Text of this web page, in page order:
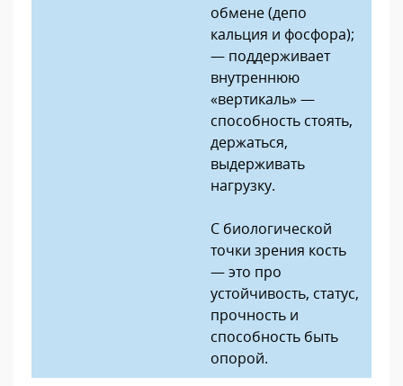
обмене (депо
кальция и фосфора);
— поддерживает
внутреннюю
«вертикаль» —
способность стоять,
держаться,
выдерживать
нагрузку.
С биологической
точки зрения кость
— это про
устойчивость, статус,
прочность и
способность быть
опорой.